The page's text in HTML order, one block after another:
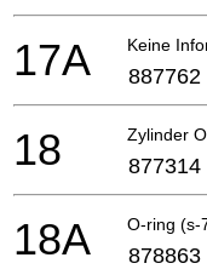
Keine
17A 887762
Zylinder
18 877314
O-ring (s-
18A 878863